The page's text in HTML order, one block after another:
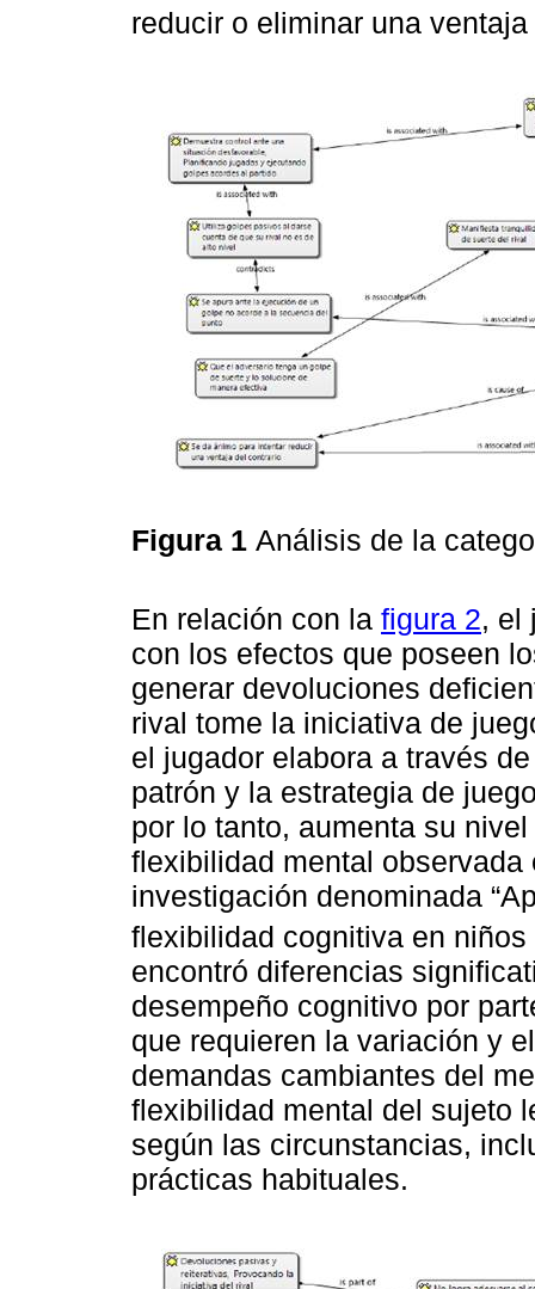
reducir o eliminar una
Figura 1 Análisis de la
En relación con la figura 2, el
con los efectos que poseen
generar devoluciones
rival tome la iniciativa de
el jugador elabora a través
patrón y la estrategia de
por lo tanto, aumenta su
flexibilidad mental
investigación denominada
flexibilidad cognitiva en niños
encontró diferencias
desempeño cognitivo por
que requieren la variación y
demandas cambiantes del
flexibilidad mental del sujeto
según las circunstancias,
prácticas habituales.